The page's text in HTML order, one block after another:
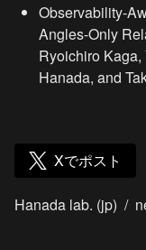
Observability-
Angles-Only
Ryoichiro
Hanada, and
Xでポスト
Hanada lab. (jp) /